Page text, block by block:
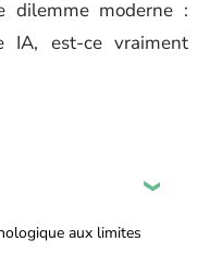
dilemme moderne :
IA, est-ce vraiment
aux limites